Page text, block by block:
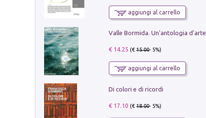
aggiungi al carrello
Valle Bormida. Un'antologia d'arte
€ 14.25 (€15.00- 5%)
aggiungi al carrello
Di colori e di ricordi
€ 17.10 (€18.00- 5%)